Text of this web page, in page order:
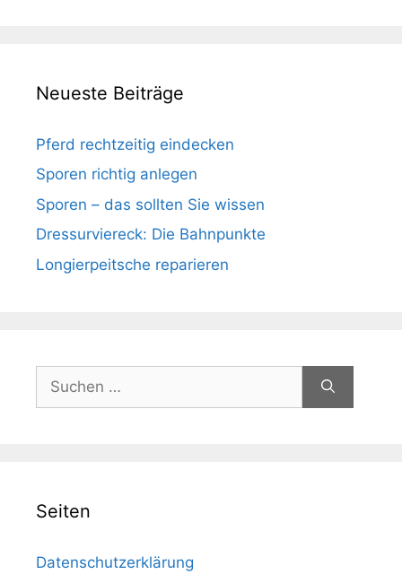
Neueste Beiträge
Pferd rechtzeitig eindecken
Sporen richtig anlegen
Sporen – das sollten Sie wissen
Dressurviereck: Die Bahnpunkte
Longierpeitsche reparieren
nach:
Seiten
Datenschutzerklärung